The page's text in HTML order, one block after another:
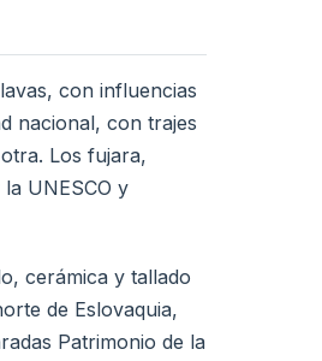
con influencias
nacional, con trajes
Los fujara,
UNESCO y
cerámica y tallado
de Eslovaquia,
Patrimonio de la